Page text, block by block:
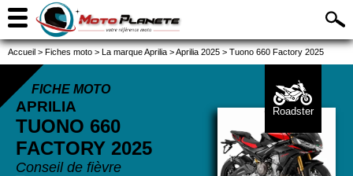
Accueil > Fiches moto > La marque Aprilia >Aprilia 2025 > Tuono 660 Factory 2025
FICHE MOTO
APRILIA
TUONO 660
FACTORY 2025
Conseil de fièvre
Roadster